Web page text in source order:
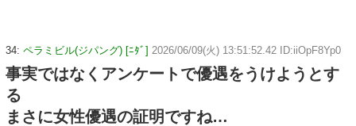
34: ペラミビル(ジパング) [ﾆﾀﾞ] 2026/06/09(火) 13:51:52.42 ID:iiOpF8Yp0
事実ではなくアンケートで優遇をうけようとす
る
まさに女性優遇の証明ですね…